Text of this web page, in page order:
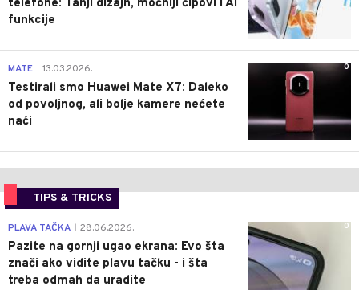
telefone: Tanji dizajn, moćniji čipovi i AI
funkcije
0
MATE 13.03.2026.
Testirali smo Huawei Mate X7: Daleko
od povoljnog, ali bolje kamere nećete
naći
TIPS & TRICKS
0
PLAVA TAČKA 28.06.2026.
Pazite na gornji ugao ekrana: Evo šta
znači ako vidite plavu tačku - i šta
treba odmah da uradite